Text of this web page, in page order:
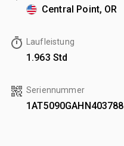
Central Point, OR
Laufleistung
1.963 Std
Seriennummer
1AT5090GAHN403788